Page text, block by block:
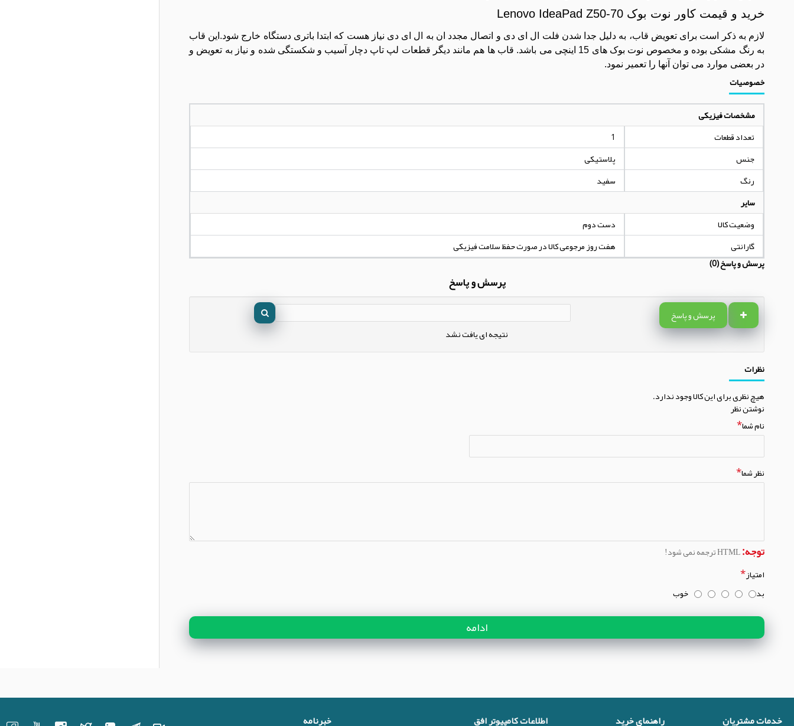
خرید و قیمت کاور نوت بوک Lenovo IdeaPad Z50-70
لازم به ذکر است برای تعویض قاب، به دلیل جدا شدن فلت ال ای دی و اتصال مجدد ان به ال ای دی نیاز هست که ابتدا باتری دستگاه خارج شود.این قاب
به رنگ مشکی بوده و مخصوص نوت بوک های 15 اینچی می باشد. قاب ها هم مانند دیگر قطعات لپ تاپ دچار آسیب و شکستگی شده و نیاز به تعویض و
در بعضی موارد می توان آنها را تعمیر نمود.
خصوصیات
مشخصات فیزیکی
تعداد قطعات
1
جنس
پلاستیکی
رنگ
سفید
سایر
وضعیت کالا
دست دوم
گارانتی
هفت روز مرجوعی کالا در صورت حفظ سلامت فیزیکی
پرسش و پاسخ (0)
پرسش و پاسخ
پرسش و پاسخ
نتیجه ای یافت نشد
نظرات
هیچ نظری برای این کالا وجود ندارد.
نوشتن نظر
نام شما
نظر شما
توجه:
امتیاز
بد
خوب
ادامه
خدمات مشتریان راهنمای خرید اطلاعات کامپیوتر افق خبرنامه